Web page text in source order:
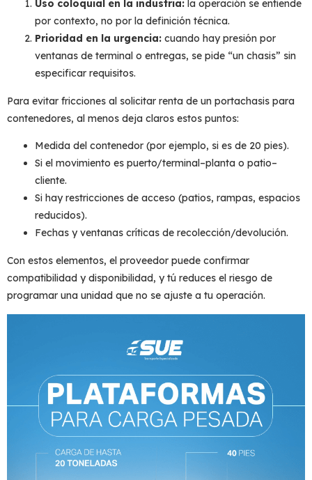
Uso coloquial en la industria: la operación se entiende
por contexto, no por la definición técnica.
Prioridad en la urgencia: cuando hay presión por
ventanas de terminal o entregas, se pide “un chasis” sin
especificar requisitos.
Para evitar fricciones al solicitar renta de un portachasis para
contenedores, al menos deja claros estos puntos:
Medida del contenedor (por ejemplo, si es de 20 pies).
Si el movimiento es puerto/terminal–planta o patio–
cliente.
Si hay restricciones de acceso (patios, rampas, espacios
reducidos).
Fechas y ventanas críticas de recolección/devolución.
Con estos elementos, el proveedor puede confirmar
compatibilidad y disponibilidad, y tú reduces el riesgo de
programar una unidad que no se ajuste a tu operación.